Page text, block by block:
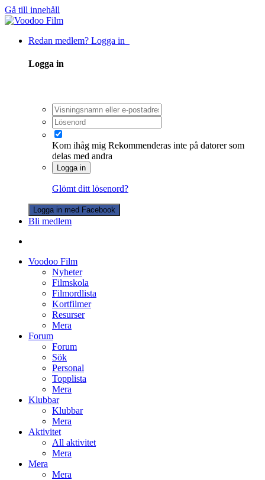
Gå till innehåll
Redan medlem? Logga in
Logga in
Kom ihåg mig Rekommenderas inte på datorer som
delas med andra
Logga in
Glömt ditt lösenord?
Logga in med Facebook
Bli medlem
Voodoo Film
Nyheter
Filmskola
Filmordlista
Kortfilmer
Resurser
Mera
Forum
Forum
Sök
Personal
Topplista
Mera
Klubbar
Klubbar
Mera
Aktivitet
All aktivitet
Mera
Mera
Mera